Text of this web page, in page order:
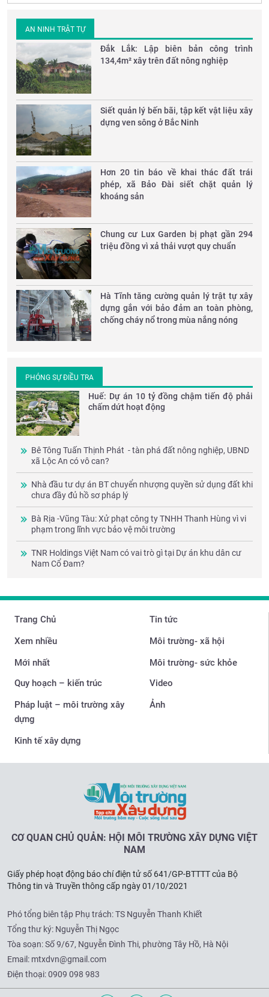
AN NINH TRẬT TỰ
Đắk Lắk: Lập biên bản công trình
134,4m² xây trên đất nông nghiệp
Siết quản lý bến bãi, tập kết vật liệu xây
dựng ven sông ở Bắc Ninh
Hơn 20 tin báo về khai thác đất trái
phép, xã Bảo Đài siết chặt quản lý
khoáng sản
Chung cư Lux Garden bị phạt gần 294
triệu đồng vì xả thải vượt quy chuẩn
Hà Tĩnh tăng cường quản lý trật tự xây
dựng gắn với bảo đảm an toàn phòng,
chống cháy nổ trong mùa nắng nóng
PHÓNG SỰ ĐIỀU TRA
Huế: Dự án 10 tỷ đồng chậm tiến độ phải
chấm dứt hoạt động
Bê Tông Tuấn Thịnh Phát - tàn phá đất nông nghiệp, UBND
xã Lộc An có vô can?
Nhà đầu tư dự án BT chuyển nhượng quyền sử dụng đất khi
chưa đầy đủ hồ sơ pháp lý
Bà Rịa -Vũng Tàu: Xử phạt công ty TNHH Thanh Hùng vì vi
phạm trong lĩnh vực bảo vệ môi trường
TNR Holdings Việt Nam có vai trò gì tại Dự án khu dân cư
Nam Cổ Đam?
Trang Chủ
Xem nhiều
Mới nhất
Tin tức
Môi trường- xã hội
Môi trường- sức khỏe
Quy hoạch – kiến trúc
Pháp luật – môi trường xây
dựng
Kinh tế xây dựng
Video
Ảnh
CƠ QUAN CHỦ QUẢN: HỘI MÔI TRƯỜNG XÂY DỰNG VIỆT
NAM
Giấy phép hoạt động báo chí điện tử số 641/GP-BTTTT của Bộ
Thông tin và Truyền thông cấp ngày 01/10/2021
Phó tổng biên tập Phụ trách: TS Nguyễn Thanh Khiết
Tổng thư ký: Nguyễn Thị Ngọc
Tòa soạn:Số 9/67, Nguyễn Đình Thi, phường Tây Hồ, Hà Nội
Email: mtxdvn@gmail.com
Điện thoại:0909 098 983